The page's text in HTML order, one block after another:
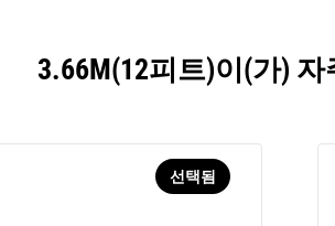
3.66M(12피트)이(가)
선택됨